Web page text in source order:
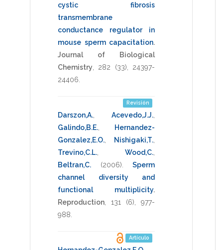
cystic fibrosis
transmembrane
conductance regulator in
mouse sperm capacitation.
Journal of Biological
Chemistry
282 (33), 24397-
24406
Revisión
Darszon,A. Acevedo,J.J.
Galindo,B.E.
Hernandez-
Gonzalez,E.O.
Nishigaki,T.
Trevino,C.L.
Wood,C.
Beltran,C.
(2006)
Sperm
channel diversity and
functional multiplicity.
Reproduction
131 (6), 977-
988
Artículo